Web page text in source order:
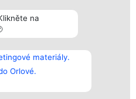
na
materiály.
Orlové.
všech
Kontakt